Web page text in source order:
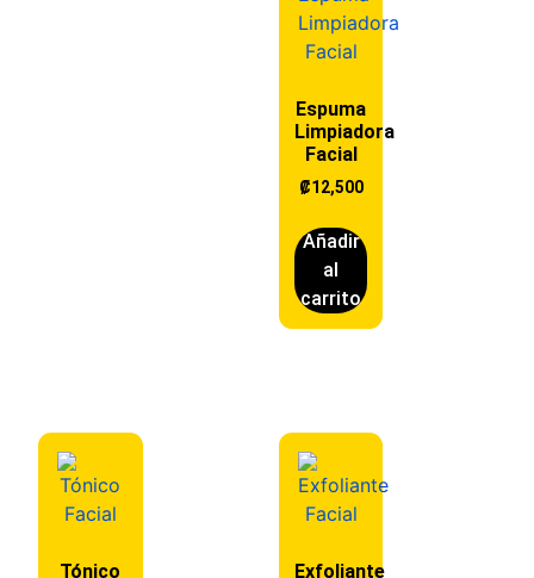
Espuma
Limpiadora
Facial
₡12,500
Añadir
al
carrito
Tónico
Exfoliante